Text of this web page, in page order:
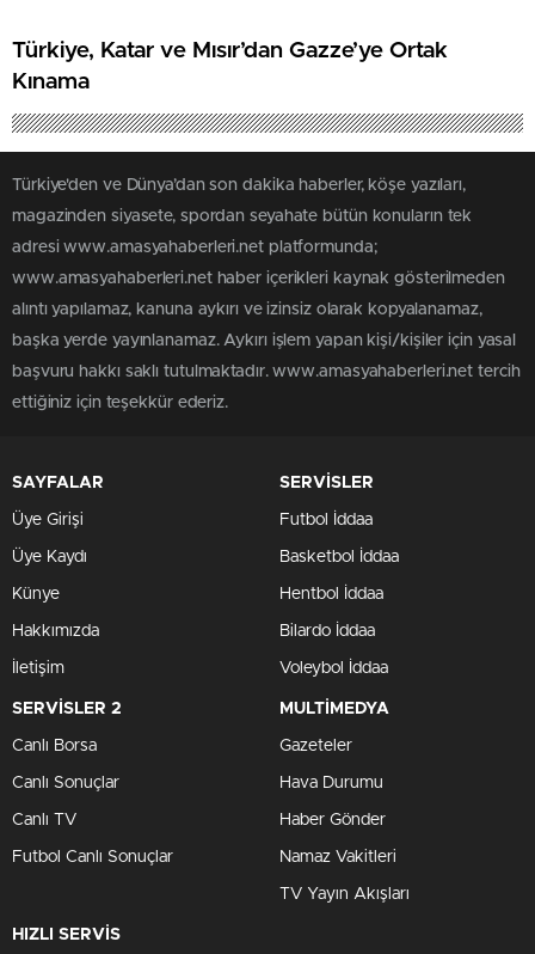
Türkiye, Katar ve Mısır’dan Gazze’ye Ortak
Kınama
Türkiye'den ve Dünya’dan son dakika haberler, köşe yazıları,
magazinden siyasete, spordan seyahate bütün konuların tek
adresi www.amasyahaberleri.net platformunda;
www.amasyahaberleri.net haber içerikleri kaynak gösterilmeden
alıntı yapılamaz, kanuna aykırı ve izinsiz olarak kopyalanamaz,
başka yerde yayınlanamaz. Aykırı işlem yapan kişi/kişiler için yasal
başvuru hakkı saklı tutulmaktadır. www.amasyahaberleri.net tercih
ettiğiniz için teşekkür ederiz.
SAYFALAR
Üye Girişi
Üye Kaydı
Künye
Hakkımızda
İletişim
SERVİSLER
Futbol İddaa
Basketbol İddaa
Hentbol İddaa
Bilardo İddaa
Voleybol İddaa
SERVİSLER 2
Canlı Borsa
Canlı Sonuçlar
Canlı TV
Futbol Canlı Sonuçlar
MULTİMEDYA
Gazeteler
Hava Durumu
Haber Gönder
Namaz Vakitleri
TV Yayın Akışları
HIZLI SERVİS